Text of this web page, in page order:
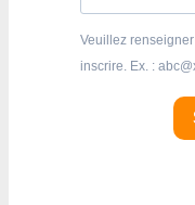
Veuillez
inscrire. Ex. :